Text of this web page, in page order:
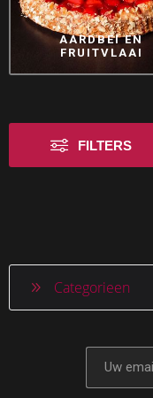
AARDBEI EN
FRUITVLAAI
FILTERS
Categorieen